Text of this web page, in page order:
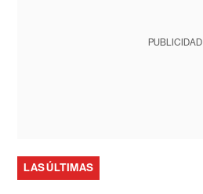
PUBLICIDAD
LAS ÚLTIMAS